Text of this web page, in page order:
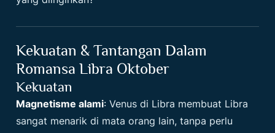
Kekuatan & Tantangan Dalam
Romansa Libra Oktober
Kekuatan
Magnetisme alami: Venus di Libra membuat Libra
sangat menarik di mata orang lain, tanpa perlu